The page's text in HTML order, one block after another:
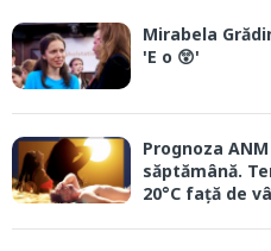
Mirabela
'E o 😲'
Prognoza
săptămână.
20°C față de